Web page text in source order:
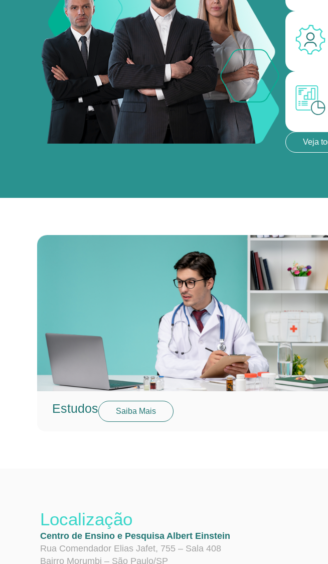
Veja
Estudos Saiba Mais
Localização
Centro de Ensino e Pesquisa Albert Einstein
Rua Comendador Elias Jafet, 755 – Sala 408
Bairro Morumbi – São Paulo/SP